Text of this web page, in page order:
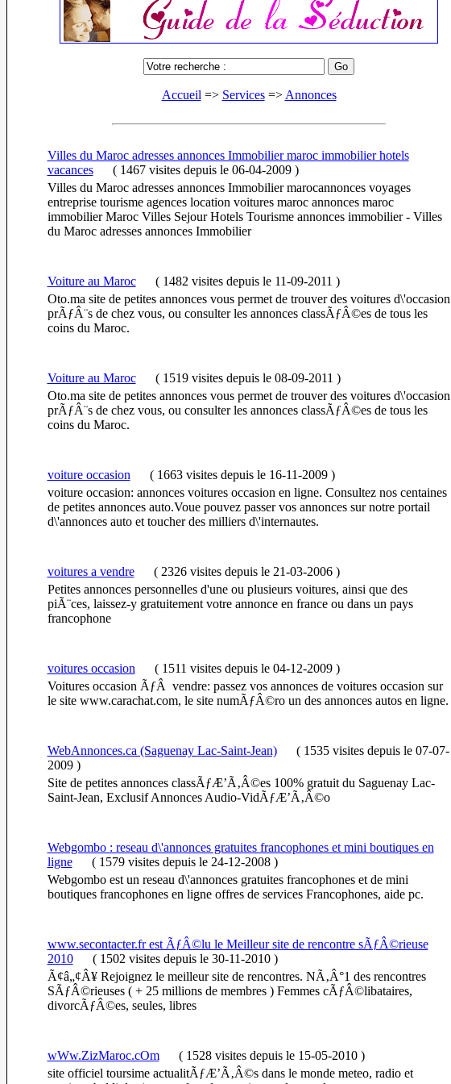
Accueil=> Services=>Annonces
Villes du Maroc adresses annonces Immobilier maroc immobilier hotels
vacances(1467 visites depuis le 06-04-2009)
Villes du Maroc adresses annonces Immobilier marocannonces voyages
entreprise tourisme agences location voitures maroc annonces maroc
immobilier Maroc Villes Sejour Hotels Tourisme annonces immobilier - Villes
du Maroc adresses annonces Immobilier
Voiture au Maroc(1482 visites depuis le 11-09-2011 )
Oto.ma site de petites annonces vous permet de trouver des voitures d\'occasion
prÃƒÂ¨s de chez vous, ou consulter les annonces classÃƒÂ©es de tous les
coins du Maroc.
Voiture au Maroc(1519 visites depuis le 08-09-2011 )
Oto.ma site de petites annonces vous permet de trouver des voitures d\'occasion
prÃƒÂ¨s de chez vous, ou consulter les annonces classÃƒÂ©es de tous les
coins du Maroc.
voiture occasion(1663 visites depuis le 16-11-2009)
voiture occasion: annonces voitures occasion en ligne. Consultez nos centaines
de petites annonces auto.Voue pouvez passer vos annonces sur notre portail
d\'annonces auto et toucher des milliers d\'internautes.
voitures a vendre(2326 visites depuis le 21-03-2006)
Petites annonces personnelles d'une ou plusieurs voitures, ainsi que des
piÃ¨ces, laissez-y gratuitement votre annonce en france ou dans un pays
francophone
voitures occasion(1511 visites depuis le 04-12-2009)
Voitures occasion ÃƒÂ vendre: passez vos annonces de voitures occasion sur
le site www.carachat.com, le site numÃƒÂ©ro un des annonces autos en ligne.
WebAnnonces.ca (Saguenay Lac-Saint-Jean)(1535 visites depuis le 07-07-
2009)
Site de petites annonces classÃƒÆ’Ã‚Â©es 100% gratuit du Saguenay Lac-
Saint-Jean, Exclusif Annonces Audio-VidÃƒÆ’Ã‚Â©o
Webgombo : reseau d\'annonces gratuites francophones et mini boutiques en
ligne(1579 visites depuis le 24-12-2008)
Webgombo est un reseau d\'annonces gratuites francophones et de mini
boutiques francophones en ligne offres de services Francophones, aide pc.
www.secontacter.fr est ÃƒÂ©lu le Meilleur site de rencontre sÃƒÂ©rieuse
2010(1502 visites depuis le 30-11-2010)
Ã¢â„¢Â¥ Rejoignez le meilleur site de rencontres. NÃ‚Â°1 des rencontres
SÃƒÂ©rieuses ( + 25 millions de membres ) Femmes cÃƒÂ©libataires,
divorcÃƒÂ©es, seules, libres
wWw.ZizMaroc.cOm(1528 visites depuis le 15-05-2010)
site officiel toursime actualitÃƒÆ’Ã‚Â©s dans le monde meteo, radio et